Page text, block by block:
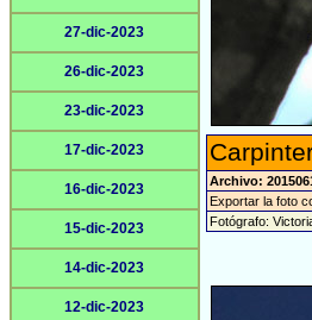
27-dic-2023
26-dic-2023
23-dic-2023
17-dic-2023
16-dic-2023
15-dic-2023
14-dic-2023
12-dic-2023
Archivo:
Exportar la foto
Fotógrafo: